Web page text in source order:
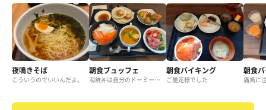
夜鳴きそば
こういうのでいいんだよ。
朝食ブュッフェ
海鮮丼は自分のドーミー史上過去1のネタの美味さ！特にホタテ、いくら！
朝食バイキング
ご馳走様でした
朝食
痛風に